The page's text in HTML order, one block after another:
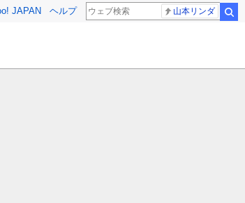
JAPAN ヘルプ 山本リンダ